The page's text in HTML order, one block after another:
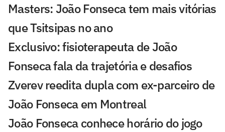
Masters: João Fonseca tem mais vitórias
que Tsitsipas no ano
Exclusivo: fisioterapeuta de João
Fonseca fala da trajetória e desafios
Zverev reedita dupla com ex-parceiro de
João Fonseca em Montreal
João Fonseca conhece horário do jogo